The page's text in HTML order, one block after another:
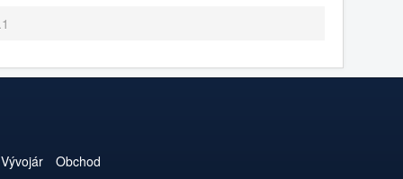
Vývojár Obchod